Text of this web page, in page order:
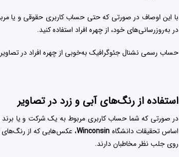
با این اوصاف در صورتی که حتی حساب کاربری حقوقی و یا
در به‌روزرسانی‌های خود، از چهره افراد استفاده کنید.
حساب رسمی نشنال جئوگرافیک به‌خوبی از چهره افراد در
استفاده از رنگ‌های آبی و زرد در تصاویر
در صورتی که شما حساب کاربری مربوط به یک شرکت و یا برند را
اساس تحقیقات دانشگاه Winconsin، عکس‌هایی که از رنگ‌های
روی جلب نظر مخاطبان دارند.